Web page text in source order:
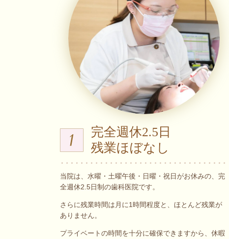
完全週休2.5日
残業ほぼなし
当院は、水曜・土曜午後・日曜・祝日がお休みの、完
全週休2.5日制の歯科医院です。
さらに残業時間は月に1時間程度と、ほとんど残業が
ありません。
プライベートの時間を十分に確保できますから、休暇